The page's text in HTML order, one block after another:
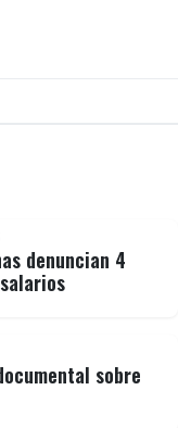
denuncian 4
sobre